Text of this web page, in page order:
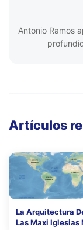
Antonio Ramos
Artículos
La Arquitectura
Las Maxi Iglesias